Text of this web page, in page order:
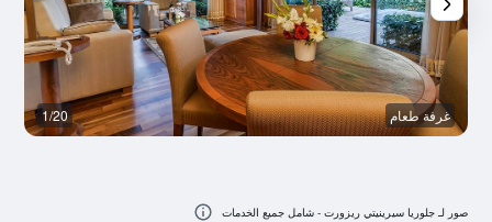
غرفة طعام 1/20
صور لـ جلوريا سيرينيتي ريزورت - شامل جميع الخدمات